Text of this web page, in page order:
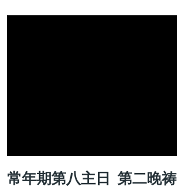
常年期第八主日 第二晚祷